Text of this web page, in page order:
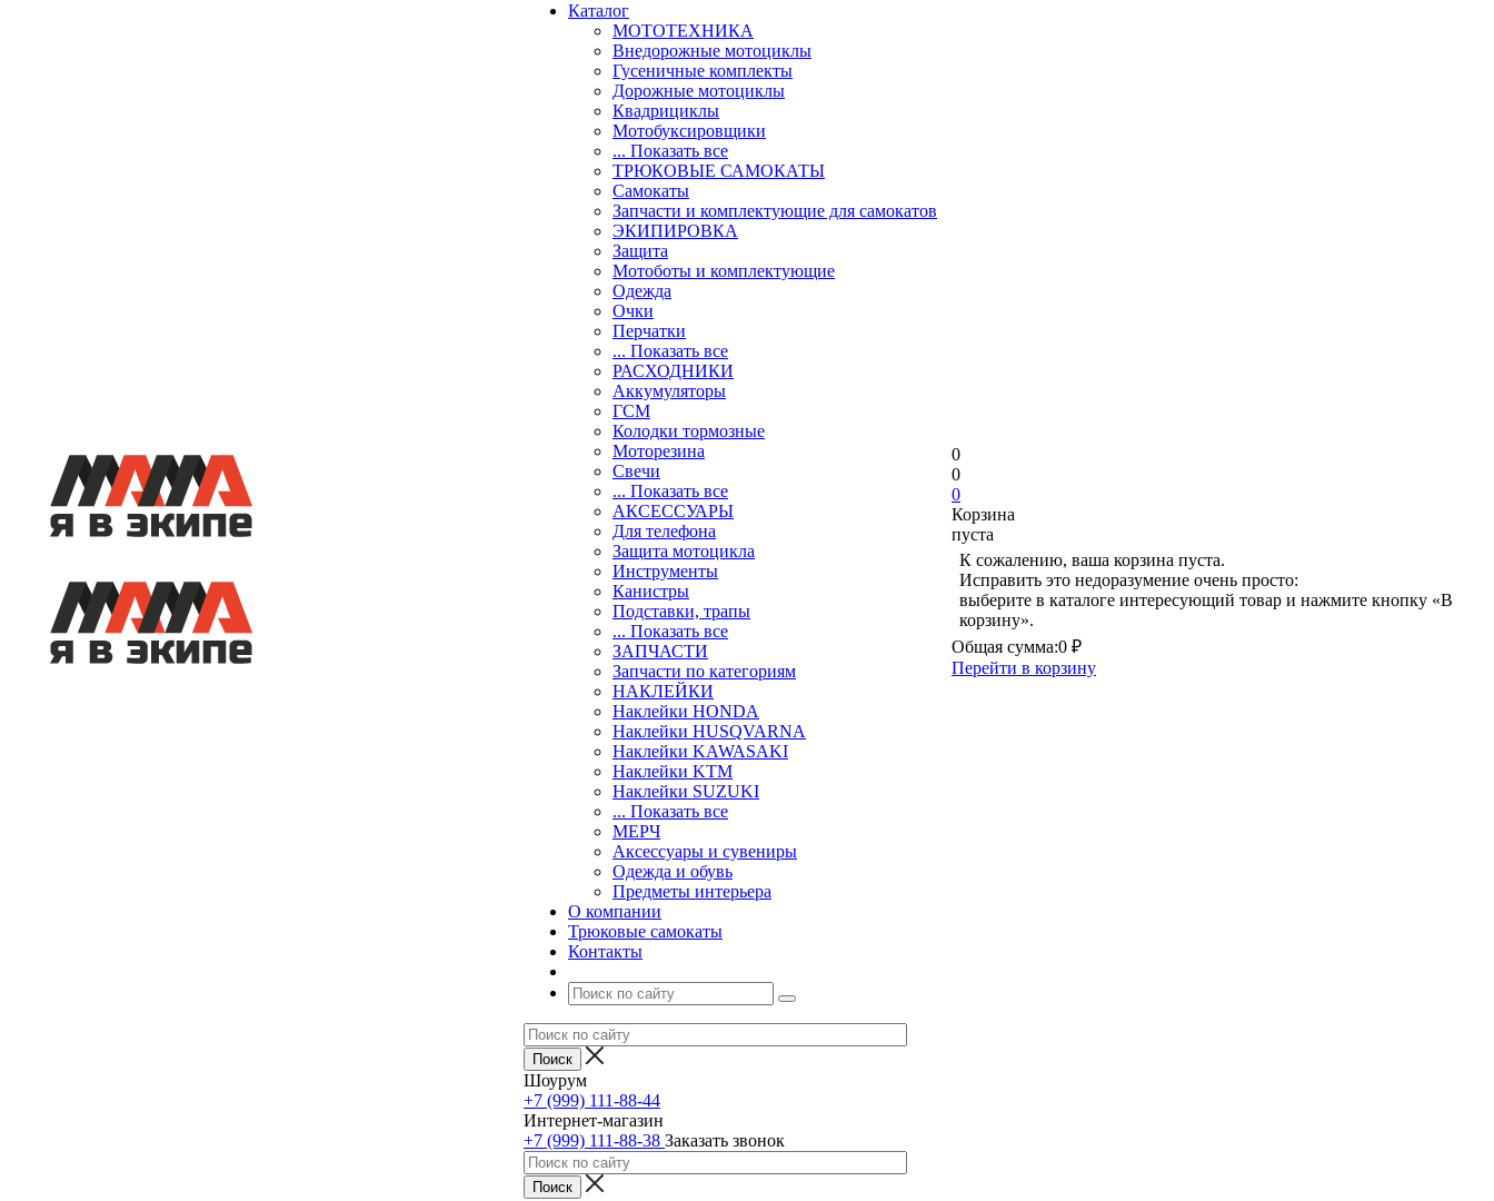
Каталог
МОТОТЕХНИКА
Внедорожные мотоциклы
Гусеничные комплекты
Дорожные мотоциклы
Квадрициклы
Мотобуксировщики
... Показать все
ТРЮКОВЫЕ САМОКАТЫ
Самокаты
Запчасти и комплектующие для самокатов
ЭКИПИРОВКА
Защита
Мотоботы и комплектующие
Одежда
Очки
Перчатки
... Показать все
РАСХОДНИКИ
Аккумуляторы
ГСМ
Колодки тормозные
Моторезина
Свечи
... Показать все
АКСЕССУАРЫ
Для телефона
Защита мотоцикла
Инструменты
Канистры
Подставки, трапы
... Показать все
ЗАПЧАСТИ
Запчасти по категориям
НАКЛЕЙКИ
Наклейки HONDA
Наклейки HUSQVARNA
Наклейки KAWASAKI
Наклейки KTM
Наклейки SUZUKI
... Показать все
МЕРЧ
Аксессуары и сувениры
Одежда и обувь
Предметы интерьера
О компании
Трюковые самокаты
Контакты
Шоурум
+7 (999) 111-88-44
Интернет-магазин
+7 (999) 111-88-38 Заказать звонок
0
0
0
Корзина
пуста
К сожалению, ваша корзина пуста.
Исправить это недоразумение очень просто:
выберите в каталоге интересующий товар и нажмите кнопку «В
корзину».
Общая сумма:0 ₽
Перейти в корзину